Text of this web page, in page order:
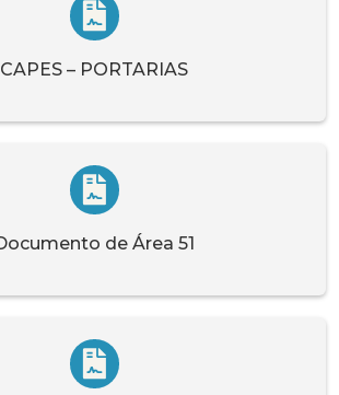
CAPES – PORTARIAS
de Área 51